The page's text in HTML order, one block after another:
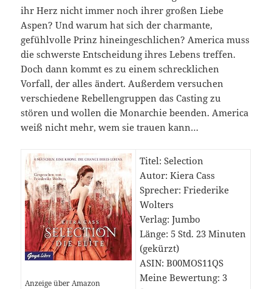
ihr Herz nicht immer noch ihrer großen Liebe
Aspen? Und warum hat sich der charmante,
gefühlvolle Prinz hineingeschlichen? America muss
die schwerste Entscheidung ihres Lebens treffen.
Doch dann kommt es zu einem schrecklichen
Vorfall, der alles ändert. Außerdem versuchen
verschiedene Rebellengruppen das Casting zu
stören und wollen die Monarchie beenden. America
weiß nicht mehr, wem sie trauen kann…
Anzeige über Amazon
Titel: Selection
Autor: Kiera Cass
Sprecher: Friederike
Wolters
Verlag: Jumbo
Länge: 5 Std. 23 Minuten
(gekürzt)
ASIN: B00MOS11QS
Meine Bewertung: 3